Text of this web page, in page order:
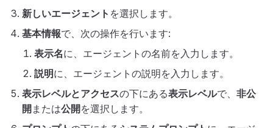
新しいエージェント を選択します。
基本情報で、次の操作を行います:
表示名に、エージェントの名前を入力します。
説明に、エージェントの説明を入力します。
表示レベルとアクセスの下にある表示レベルで、 非公
開 または公開 を選択します。